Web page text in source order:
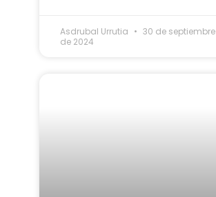
Asdrubal Urrutia
30 de septiembre
de 2024